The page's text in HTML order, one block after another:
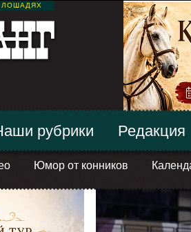
Юмор от конников
рубрики Редакция